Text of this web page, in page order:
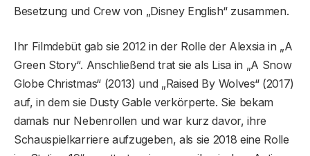
Besetzung und Crew von „Disney English“ zusammen.
Ihr Filmdebüt gab sie 2012 in der Rolle der Alexsia in „A
Green Story“. Anschließend trat sie als Lisa in „A Snow
Globe Christmas“ (2013) und „Raised By Wolves“ (2017)
auf, in dem sie Dusty Gable verkörperte. Sie bekam
damals nur Nebenrollen und war kurz davor, ihre
Schauspielkarriere aufzugeben, als sie 2018 eine Rolle